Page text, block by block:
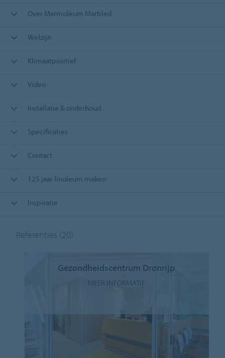
Over Marmoleum Marbled
Welzijn
Klimaatpositief
Video
Installatie & onderhoud
Specificaties
Contact
125 jaar linoleum maken
Inspiratie
Referenties (20)
Gezondheidscentrum Dronrijp
MEER INFORMATIE